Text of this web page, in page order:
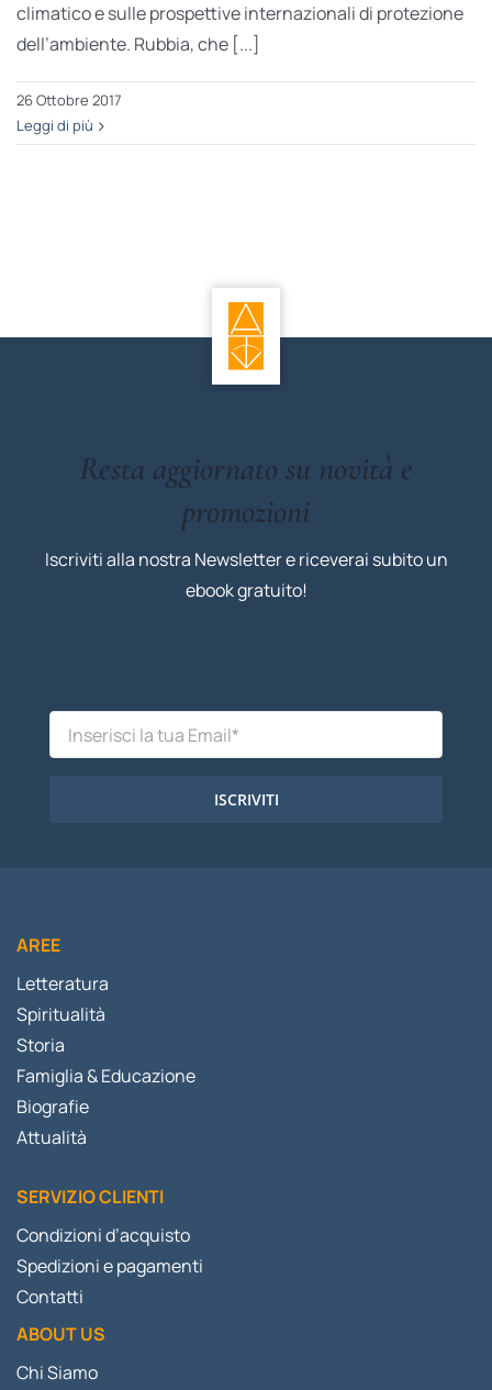
climatico e sulle prospettive internazionali di protezione
dell’ambiente. Rubbia, che [...]
26 Ottobre 2017
Leggi di più
Resta aggiornato su novità e
promozioni
Iscriviti alla nostra Newsletter e riceverai subito un
ebook gratuito!
ISCRIVITI
AREE
Letteratura
Spiritualità
Storia
Famiglia & Educazione
Biografie
Attualità
SERVIZIO CLIENTI
Condizioni d’acquisto
Spedizioni e pagamenti
Contatti
ABOUT US
Chi Siamo